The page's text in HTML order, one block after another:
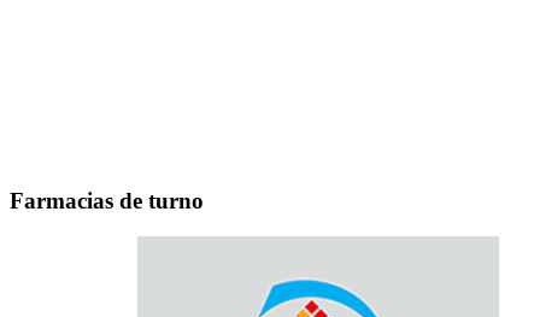
Farmacias de turno